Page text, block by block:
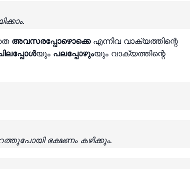
അവസരപ്പോഴൊക്കെഎന്നിവ വാക്യത്തിന്റെ
യും പലപ്പോഴുംയും വാക്യത്തിന്റെ
ഭക്ഷണം കഴിക്കും.